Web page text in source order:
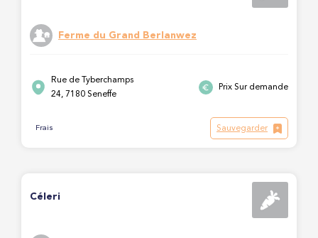
Ferme du Grand Berlanwez
Rue de Tyberchamps
24, 7180 Seneffe
Prix Sur demande
Frais Sauvegarder
Céleri